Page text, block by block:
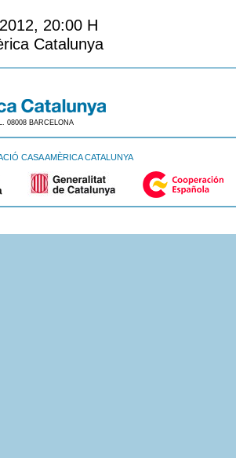
20:00 H
Catalunya
08008 BARCELONA
CASA AMÈRICA CATALUNYA